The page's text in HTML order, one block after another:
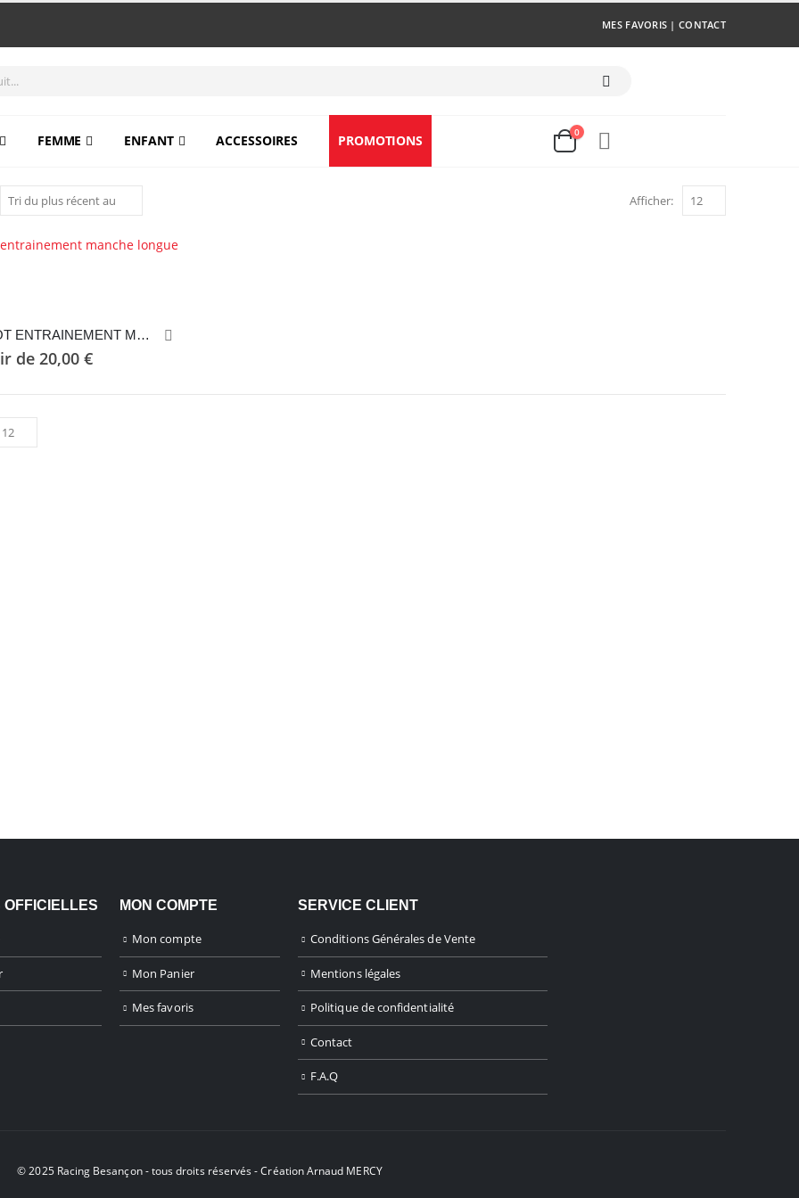
MES FAVORIS |CONTACT
FEMME ENFANT ACCESSOIRES PROMOTIONS 0
Afficher:
MAILLOT ENTRAINEMENT MANCHE LONGUE
de 20,00 €
OFFICIELLES MON COMPTE
Mon compte
Mon Panier
Mes favoris
SERVICE CLIENT
Conditions Générales de Vente
Mentions légales
Politique de confidentialité
Contact
F.A.Q
© 2025 Racing Besançon - tous droits réservés - CréationArnaud MERCY